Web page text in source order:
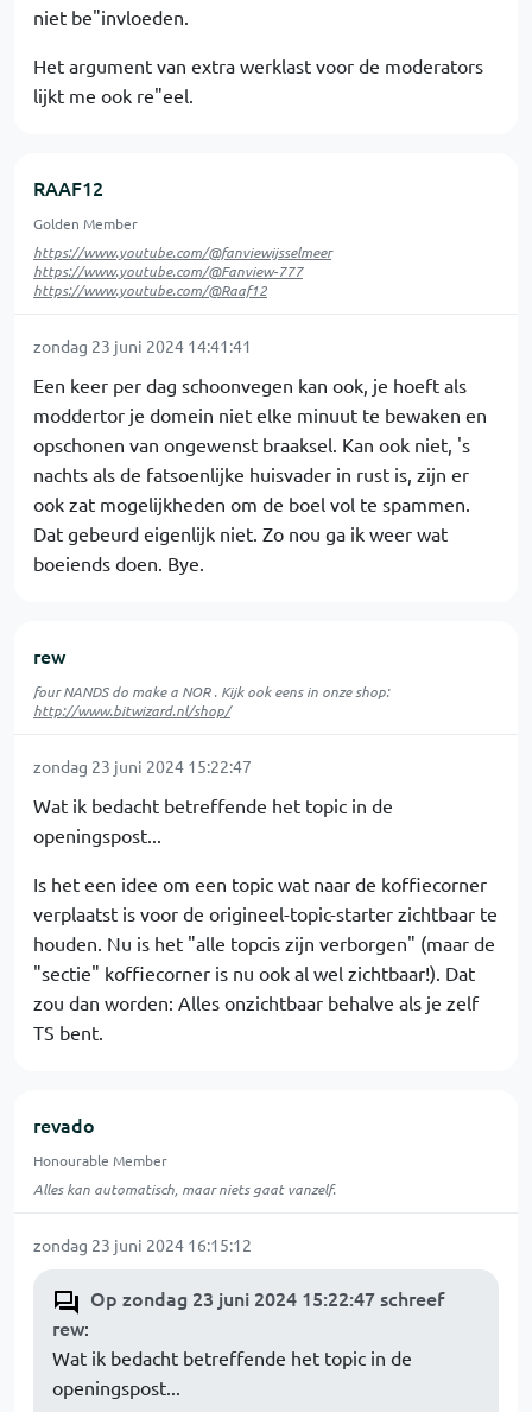
niet be"invloeden.
Het argument van extra werklast voor de moderators
lijkt me ook re"eel.
RAAF12
Golden Member
https://www.youtube.com/@fanviewijsselmeer
https://www.youtube.com/@Fanview-777
https://www.youtube.com/@Raaf12
zondag 23 juni 2024 14:41:41
Een keer per dag schoonvegen kan ook, je hoeft als
moddertor je domein niet elke minuut te bewaken en
opschonen van ongewenst braaksel. Kan ook niet, 's
nachts als de fatsoenlijke huisvader in rust is, zijn er
ook zat mogelijkheden om de boel vol te spammen.
Dat gebeurd eigenlijk niet. Zo nou ga ik weer wat
boeiends doen. Bye.
rew
four NANDS do make a NOR . Kijk ook eens in onze shop:
http://www.bitwizard.nl/shop/
zondag 23 juni 2024 15:22:47
Wat ik bedacht betreffende het topic in de
openingspost...
Is het een idee om een topic wat naar de koffiecorner
verplaatst is voor de origineel-topic-starter zichtbaar te
houden. Nu is het "alle topcis zijn verborgen" (maar de
"sectie" koffiecorner is nu ook al wel zichtbaar!). Dat
zou dan worden: Alles onzichtbaar behalve als je zelf
TS bent.
revado
Honourable Member
Alles kan automatisch, maar niets gaat vanzelf.
zondag 23 juni 2024 16:15:12
Op zondag 23 juni 2024 15:22:47 schreef
rew:
Wat ik bedacht betreffende het topic in de
openingspost...